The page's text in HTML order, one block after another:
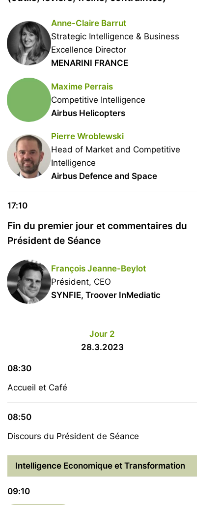
Anne-Claire Barrut
Strategic Intelligence & Business
Excellence Director
MENARINI FRANCE
Maxime Perrais
Competitive Intelligence
Airbus Helicopters
Pierre Wroblewski
Head of Market and Competitive
Intelligence
Airbus Defence and Space
17:10
Fin du premier jour et commentaires du
Président de Séance
François Jeanne-Beylot
Président, CEO
SYNFIE, Troover InMediatic
Jour 2
28.3.2023
08:30
Accueil et Café
08:50
Discours du Président de Séance
Intelligence Economique et Transformation
09:10